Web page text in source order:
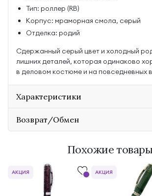
Тип: роллер (RB)
Корпус: мраморная смола, серый
Отделка: родий
Сдержанный серый цвет и холодный
лишних деталей, которая одинаково
в деловом костюме и на повседневных
Характеристики
Возврат/Обмен
Похожие
АКЦИЯ АКЦИЯ